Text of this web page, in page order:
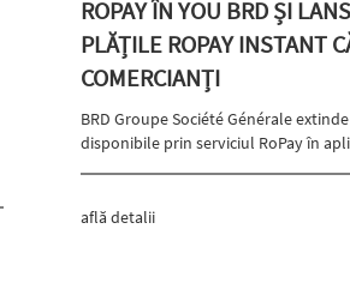
ROPAY ÎN YOU BRD ȘI
PLĂȚILE ROPAY INSTANT
COMERCIANȚI
BRD Groupe Société Générale
disponibile prin serviciul RoPay în
află detalii